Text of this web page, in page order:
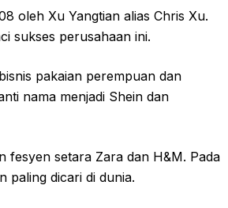
oleh Xu Yangtian alias Chris Xu.
sukses perusahaan ini.
pakaian perempuan dan
nama menjadi Shein dan
fesyen setara Zara dan H&M. Pada
paling dicari di dunia.